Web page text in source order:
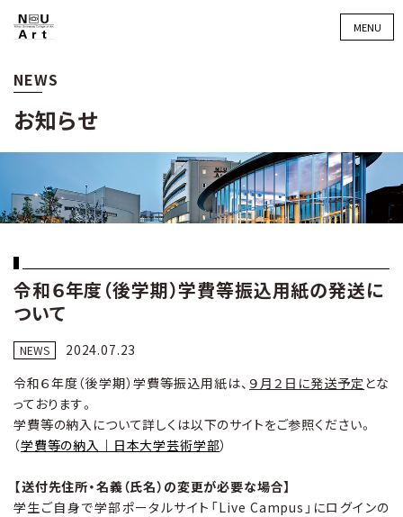
MENU
NEWS
お知らせ
令和６年度（後学期）学費等振込用紙の発送に
ついて
NEWS
2024.07.23
令和６年度（後学期）学費等振込用紙は、 ９月２日に発送予定 とな
っております。
学費等の納入について詳しくは以下のサイトをご参照ください。
（学費等の納入｜日本大学芸術学部）
【送付先住所・名義（氏名）の変更が必要な場合】
学生ご自身で学部ポータルサイト「Live Campus」にログインの